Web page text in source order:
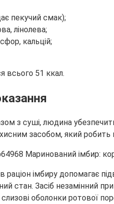
пекучий смак);
лінолева;
кальцій;
всього 51 ккал.
з суші, людина убезпечить
засобом, який
імбиру допомагає
стан. Засіб незамінний
оболонки ротової